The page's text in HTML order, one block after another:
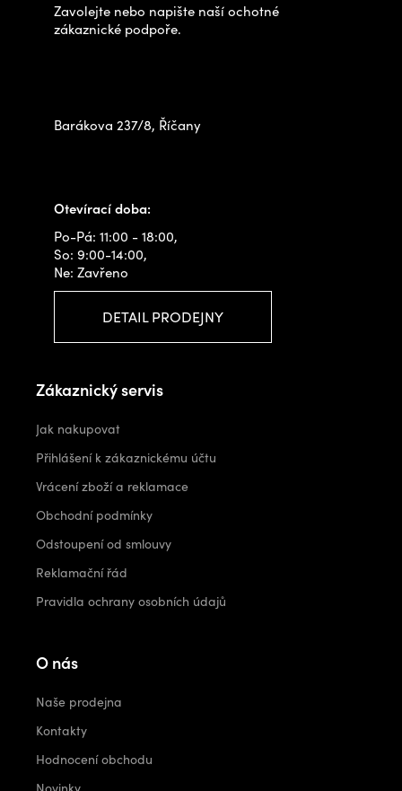
Zavolejte nebo napište naší ochotné
zákaznické podpoře.
Barákova 237/8, Říčany
Otevírací doba:
Po-Pá: 11:00 - 18:00,
So: 9:00-14:00,
Ne: Zavřeno
DETAIL PRODEJNY
Zákaznický servis
Jak nakupovat
Přihlášení k zákaznickému účtu
Vrácení zboží a reklamace
Obchodní podmínky
Odstoupení od smlouvy
Reklamační řád
Pravidla ochrany osobních údajů
O nás
Naše prodejna
Kontakty
Hodnocení obchodu